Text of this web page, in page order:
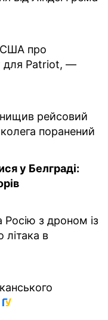
США про
для Patriot, —
рейсовий
поранений
у Белграді:
Росію з дроном із
літака в